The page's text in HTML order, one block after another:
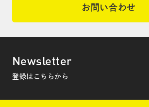
お問い合わせ
Newsletter
登録はこちらから